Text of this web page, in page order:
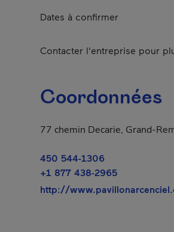
Dates à confirmer
Contacter l'entreprise pour
Coordonnées
77 chemin Decarie, Grand-
450 544-1306
+1 877 438-2965
http://